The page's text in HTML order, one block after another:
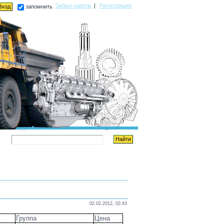
запомнить Забыл пароль | Регистрация
02.02.2012, 02:43
Группа
Цена